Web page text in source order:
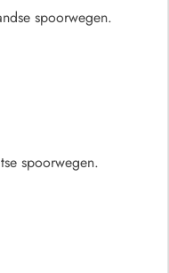
spoorwegen.
spoorwegen.